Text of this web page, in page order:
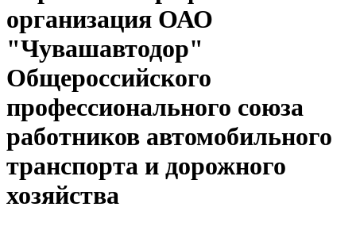
организация ОАО
"Чувашавтодор"
Общероссийского
профессионального союза
работников автомобильного
транспорта и дорожного
хозяйства